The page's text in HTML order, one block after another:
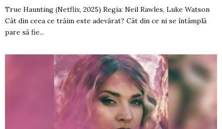
True Haunting (Netflix, 2025) Regia: Neil Rawles, Luke Watson
Cât din ceea ce trăim este adevărat? Cât din ce ni se întâmplă
pare să fie...